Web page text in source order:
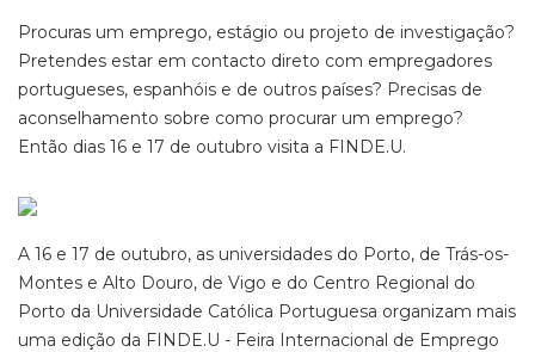
Procuras um emprego, estágio ou projeto de investigação?
Pretendes estar em contacto direto com empregadores
portugueses, espanhóis e de outros países? Precisas de
aconselhamento sobre como procurar um emprego?
Então dias 16 e 17 de outubro visita a FINDE.U.
A 16 e 17 de outubro, as universidades do Porto, de Trás-os-
Montes e Alto Douro, de Vigo e do Centro Regional do
Porto da Universidade Católica Portuguesa organizam mais
uma edição da FINDE.U - Feira Internacional de Emprego